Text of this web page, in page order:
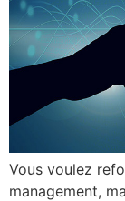
Vous voulez
management,